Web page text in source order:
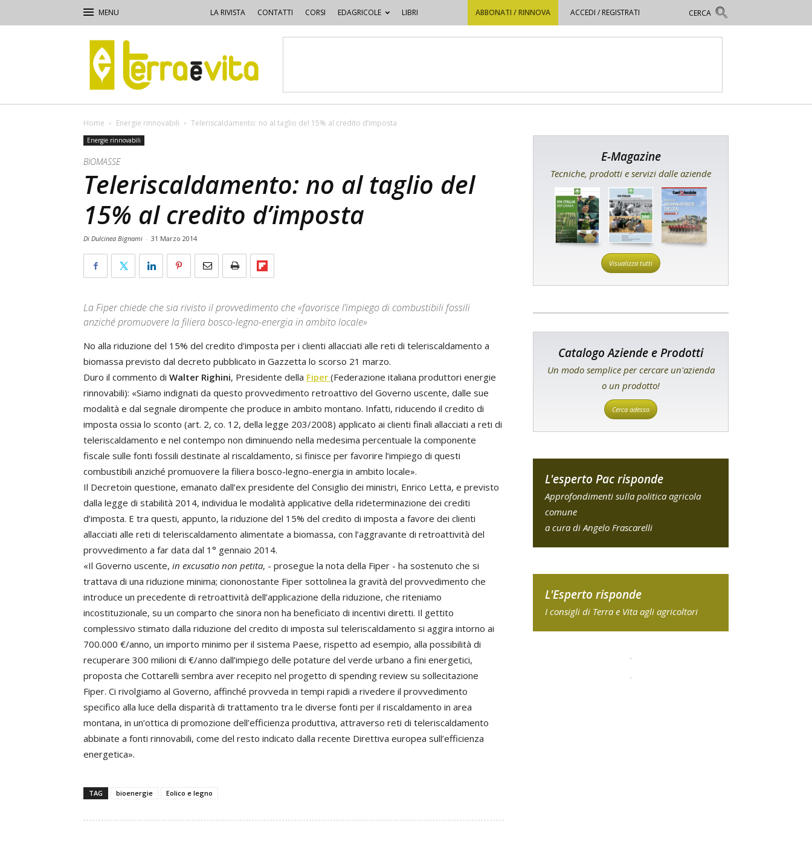
LA RIVISTA CONTATTI CORSI EDAGRICOLE LIBRI ABBONATI / RINNOVA ACCEDI / REGISTRATI
Terra
e
Vita
Home Energie rinnovabili Teleriscaldamento: no al taglio del 15% al credito d’imposta
Energie rinnovabili
BIOMASSE
Teleriscaldamento: no al taglio del
15% al credito d’imposta
Di Dulcinea Bignami - 31 Marzo 2014
La Fiper chiede che sia rivisto il provvedimento che «favorisce l’impiego di combustibili fossili
anziché promuovere la filiera bosco-legno-energia in ambito locale»
No alla riduzione del 15% del credito d'imposta per i clienti allacciati alle reti di teleriscaldamento a
biomassa previsto dal decreto pubblicato in Gazzetta lo scorso 21 marzo.
Duro il commento di Walter Righini, Presidente della Fiper (Federazione italiana produttori energie
rinnovabili): «Siamo indignati da questo provvedimento retroattivo del Governo uscente, dalle sue
modalità e dal segnale dirompente che produce in ambito montano. Infatti, riducendo il credito di
imposta ossia lo sconto (art. 2, co. 12, della legge 203/2008) applicato ai clienti finali allacciati a reti di
teleriscaldamento e nel contempo non diminuendo nella medesima percentuale la componente
fiscale sulle fonti fossili destinate al riscaldamento, si finisce per favorire l’impiego di questi
combustibili anziché promuovere la filiera bosco-legno-energia in ambito locale».
Il Decretoin questione, emanato dall’ex presidente del Consiglio dei ministri, Enrico Letta, e previsto
dalla legge di stabilità 2014, individua le modalità applicative della rideterminazione dei crediti
d’imposta. E tra questi, appunto, la riduzione del 15% del credito di imposta a favore dei clienti
allacciati alle reti di teleriscaldamento alimentate a biomassa, con l’aggravante di retroattività del
provvedimento a far data dal 1° gennaio 2014.
«Il Governo uscente, in excusatio non petita, - prosegue la nota della Fiper - ha sostenuto che si
trattava di una riduzione minima; ciononostante Fiper sottolinea la gravità del provvedimento che
introduce un precedente di retroattività dell’applicazione della riduzione, che riteniamo
incostituzionale, su un comparto che sinora non ha beneficiato di incentivi diretti. Il gettito
complessivo stimato dalla riduzione del credito di imposta sul teleriscaldamento si aggira intorno ai
700.000 €/anno, un importo minimo per il sistema Paese, rispetto ad esempio, alla possibilità di
recuperare 300 milioni di €/anno dall’impiego delle potature del verde urbano a fini energetici,
proposta che Cottarelli sembra aver recepito nel progetto di spending review su sollecitazione
Fiper. Ci rivolgiamo al Governo, affinché provveda in tempi rapidi a rivedere il provvedimento
specifico alla luce della disparità di trattamento tra le diverse fonti per il riscaldamento in area
montana, in un’ottica di promozione dell’efficienza produttiva, attraverso reti di teleriscaldamento
abbinate a fonti rinnovabili, come del resto indicato dalla recente Direttiva europea sull’efficienza
energetica».
TAG bioenergie Eolico e legno
E-Magazine
Tecniche, prodotti e servizi dalle aziende
Visualizza tutti
Catalogo Aziende e Prodotti
Un modo semplice per cercare un'azienda
o un prodotto!
Cerca adesso
L'esperto Pac risponde
Approfondimenti sulla politica agricola
comune
a cura di Angelo Frascarelli
L'Esperto risponde
I consigli di Terra e Vita agli agricoltori